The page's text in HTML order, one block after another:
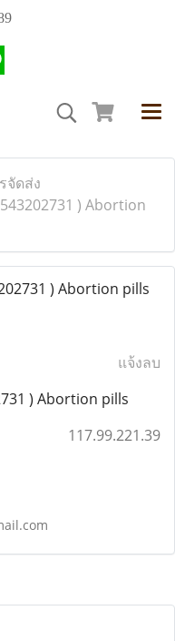
จัดส่ง
) Abortion
) Abortion pills
แจ้งลบ
) Abortion pills
117.99.221.39